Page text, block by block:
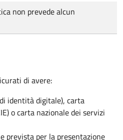
non prevede alcun
di avere:
identità digitale), carta
o carta nazionale dei servizi
prevista per la presentazione